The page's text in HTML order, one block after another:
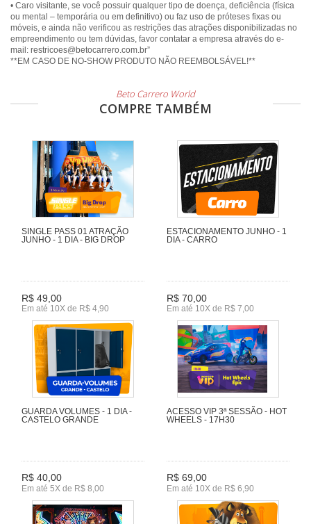
• Caro visitante, se você possuir qualquer tipo de doença, deficiência (física
ou mental – temporária ou em definitivo) ou faz uso de próteses fixas ou
móveis, e ainda não verificou as restrições das atrações disponibilizadas no
empreendimento ou tem dúvidas, favor contatar a empresa através do e-
mail: restricoes@betocarrero.com.br”
**EM CASO DE NO-SHOW PRODUTO NÃO REEMBOLSÁVEL!**
Beto Carrero World
COMPRE TAMBÉM
SINGLE PASS 01 ATRAÇÃO
JUNHO - 1 DIA - BIG DROP
R$ 49,00
Em até 10X de R$ 4,90
ESTACIONAMENTO JUNHO - 1
DIA - CARRO
R$ 70,00
Em até 10X de R$ 7,00
GUARDA VOLUMES - 1 DIA -
CASTELO GRANDE
R$ 40,00
Em até 5X de R$ 8,00
ACESSO VIP 3ª SESSÃO - HOT
WHEELS - 17H30
R$ 69,00
Em até 10X de R$ 6,90